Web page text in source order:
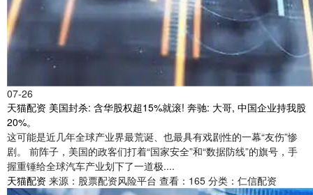
07-26
天猫配资 美国封杀: 含华股权超15%就滚! 奔驰: 大哥, 中国企业持我股
20%。
这可能是近几年全球产业界最荒诞、也最具有戏剧性的一幕“友伤”惨
剧。 前阵子，美国的政客们打着“国家安全”和“数据防线”的旗号，手
握重锤给全球汽车产业划下了一道极....
天猫配资 来源：股票配资风险平台 查看：165 分类：仁信配资